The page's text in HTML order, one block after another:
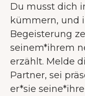
Du musst dich
kümmern, und
Begeisterung
seinem*ihrem
erzählt. Melde
Partner, sei
er*sie